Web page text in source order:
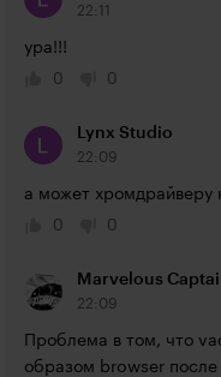
22:11
ура!!!
0
0
Lynx Studio
22:09
а может хромдрайверу
0
0
Marvelous
22:09
Проблема в том, что
образом browser после